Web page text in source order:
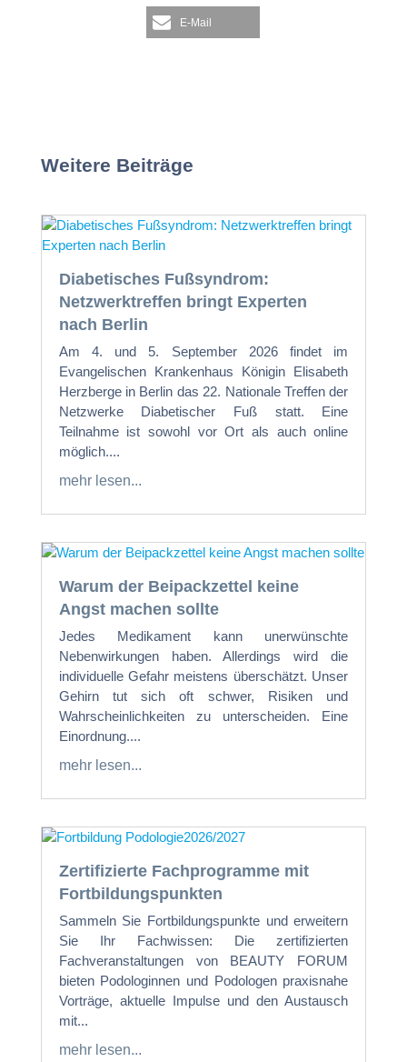
E-Mail
Weitere Beiträge
Diabetisches Fußsyndrom:
Netzwerktreffen bringt Experten
nach Berlin
Am 4. und 5. September 2026 findet im
Evangelischen Krankenhaus Königin Elisabeth
Herzberge in Berlin das 22. Nationale Treffen der
Netzwerke Diabetischer Fuß statt. Eine
Teilnahme ist sowohl vor Ort als auch online
möglich....
mehr lesen...
Warum der Beipackzettel keine
Angst machen sollte
Jedes Medikament kann unerwünschte
Nebenwirkungen haben. Allerdings wird die
individuelle Gefahr meistens überschätzt. Unser
Gehirn tut sich oft schwer, Risiken und
Wahrscheinlichkeiten zu unterscheiden. Eine
Einordnung....
mehr lesen...
Zertifizierte Fachprogramme mit
Fortbildungspunkten
Sammeln Sie Fortbildungspunkte und erweitern
Sie Ihr Fachwissen: Die zertifizierten
Fachveranstaltungen von BEAUTY FORUM
bieten Podologinnen und Podologen praxisnahe
Vorträge, aktuelle Impulse und den Austausch
mit...
mehr lesen...